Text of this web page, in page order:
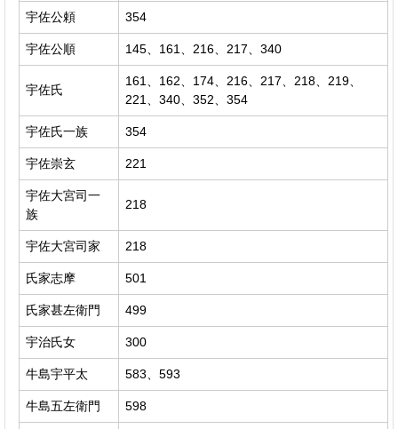
宇佐公頼 354
宇佐公順 145、161、216、217、340
宇佐氏
161、162、174、216、217、218、219、
221、340、352、354
宇佐氏一族 354
宇佐崇玄 221
宇佐大宮司一
族
218
宇佐大宮司家 218
氏家志摩 501
氏家甚左衛門 499
宇治氏女 300
牛島宇平太 583、593
牛島五左衛門 598